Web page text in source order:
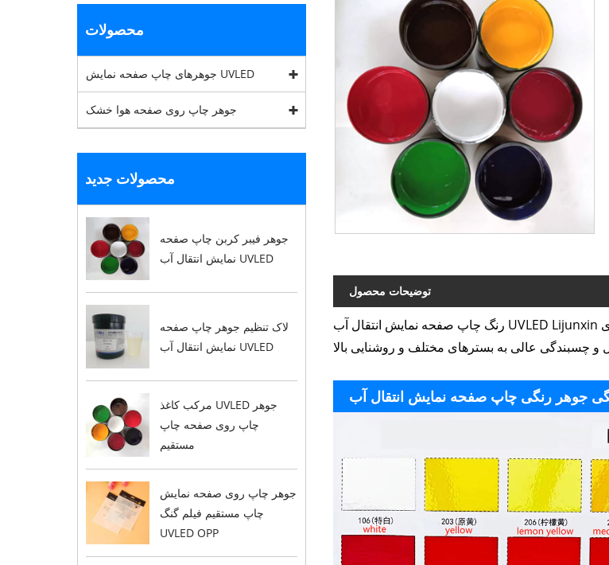
محصولات
جوهرهای چاپ صفحه نمایش UVLED
جوهر چاپ روی صفحه هوا خشک
محصولات جدید
جوهر فیبر کربن چاپ صفحه
نمایش انتقال آب UVLED
لاک تنظیم جوهر چاپ صفحه
نمایش انتقال آب UVLED
مرکب کاغذ UVLED جوهر
چاپ روی صفحه چاپ
مستقیم
جوهر چاپ روی صفحه نمایش
چاپ مستقیم فیلم گنگ
UVLED OPP
توضیحات محصول
رنگ چاپ صفحه نمایش انتقال آب UVLED Lijunxin با کیفیت بالا جوهر عملکرد چاپ فوق العاده ای را با تراز کردن سریع و قوی